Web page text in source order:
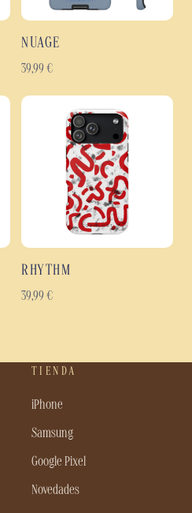
NUAGE
39,99 €
RHYTHM
39,99 €
TIENDA
iPhone
Samsung
Google Pixel
Novedades